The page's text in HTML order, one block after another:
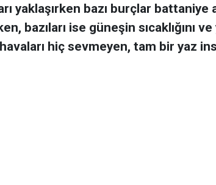
yaklaşırken bazı burçlar battaniye
bazıları ise güneşin sıcaklığını
hiç sevmeyen, tam bir yaz